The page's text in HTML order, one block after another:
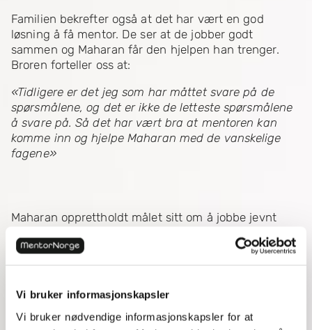
Vi bruker informasjonskapsler
Vi bruker nødvendige informasjonskapsler for at
Familien bekrefter også at det har vært en god
løsning å få mentor. De ser at de jobber godt
sammen og Maharan får den hjelpen han trenger.
Broren forteller oss at:
«Tidligere er det jeg som har måttet svare på de
spørsmålene, og det er ikke de letteste spørsmålene
å svare på. Så det har vært bra at mentoren kan
komme inn og hjelpe Maharan med de vanskelige
fagene»
Maharan opprettholdt målet sitt om å jobbe jevnt
tålmodighet og hardt arbeid har dette gitt gode
og forståelse for faget.«Ikke bare har jeg gått opp en
dette i fremtiden også».